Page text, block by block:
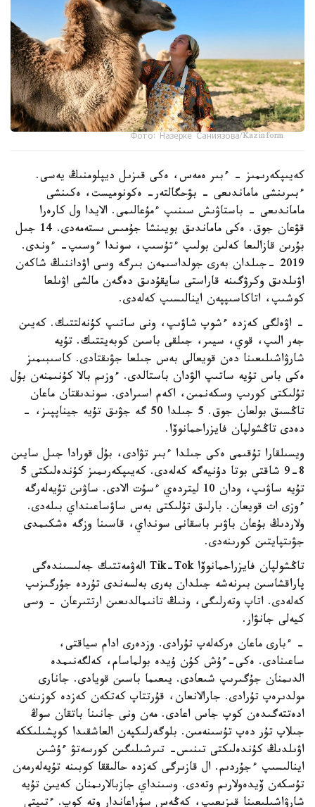
Фото: Назерке Саниязова/Kazinform
كەيىپكەرىمىز - ءبىر ەمەس، ەكى قىزىل ديپلومنىڭ يەسى.
ءبىرىنشى ماماندىعى - بۋحگالتەر- ەكونوميست، ەكىنشى
ماماندىعى - باستاۋىش سىنىپ ءمۇعالىمى. الايدا ول كارەرا
قۋعان جوق. ەكى ماماندىق بويىنشا جۇمىس ىستەمەدى. 14 جىل
بۇرىن قازالىعا كەلىن بولىپ ءتۇسىپ، سوندا ءوسىپ- ءوندى.
2019 -جىلدان بەرى جولداسىمەن بىرگە وسى اۋداننىڭ شاكەن
اۋىلدىق وكرۋگىنە قاراستى سايقۇدىق دەگەن مالشى اۋىلعا
كوشىپ، اتاكاسىپپەن اينالىسىپ كەلەدى.
- اۋەلگى كەزدە ءشوپ شاۋىپ، ونى ساتىپ كۇنەلتتىك. كەيىن
جەر الىپ، قوي، سيىر، جىلقى باسىن كوبەيتتىك. تۇيە
شارۋاشىلىعىنا دەن قويعالى بەس جىلعا جۋىقتادى. كاسىبىمىز
ەكى باس تۇيە ساتىپ الۋدان باستالدى. ءوزىم بالا كۇنىمنەن بۇل
تۇلىكتى كورىپ وسكەنمىن، اكەم اسىرادى. سوندىقتان ماعان
تاڭسىق بولعان جوق. 5 جىلدا 50 گە جۋىق تۇيە جيناپپىز، -
دەدى تاڭشولپان فايزراحمانوۆا.
ويسىلقارا تۇقىمى ەكى جىلدا ءبىر تۋادى، بۇل قورادا جىل سايىن
8-9 شاقتى بوتا دۇنيەگە كەلەدى. كەيىپكەرىمىز كۇندەلىكتى 5
تۇيە ساۋىپ، ودان 10 ليتردەي ءسۇت الادى. ساۋىن تۇيەلەرگە
ءوزى ات قويعان. بارلىق تۇلىكتى بەس ساۋساعىنداي بىلەدى.
ولاردىڭ بۇعان باۋىر باسقانى سونداي، قاسىنا وزگە ەشكىمدى
جۋىتپايتىن كورىنەدى.
تاڭشولپان فايزراحمانوۆا Tik-Tok الەۋمەتتىك جەلىسىندەگى
پاراقشاسىن بىرنەشە جىلدان بەرى بەلسەندى تۇردە جۇرگىزىپ
كەلەدى. اتاپ وتەرلىگى، ونىڭ تانىمالدىعىن ارتتىرعان - وسى
كيەلى جانۋار.
- ءبارى ماعان ەركەلەپ تۇرادى. وزدەرى ادام سياقتى،
ساعىنادى. ەكى-ءۇش كۇن ۇيدە بولماسام، كەلگەنىمدە
الدىمنان جۇگىرىپ شىعادى. يىعىما باسىن قويادى. جانارى
مولدىرەپ تۇرادى. جارالانعان، قۇرتتاپ كەتكەن كەزدە كوزىنەن
ادەتتەگىدەن كوپ جاس اعادى. مەن ونى جانىنا باتقان سوڭ
جىلاپ تۇر دەپ تۇسىنەمىن. بلوگەرلىكپەن العاشقىدا كوپشىلىككە
اۋىلدىڭ كۇندەلىكتى تىنىس- تىرشىلىگىن كورسەتۋ ءۇشىن
اينالىسىپ ءجۇردىم. ال قازىرگى كەزدە حالىققا كوبىنە تۇيەلەرمەن
تۇسكەن ۆيدەولارىم وتەدى. وسىنداي جازبالارىمنان كەيىن تۇيە
شارۋاشىلىعىنا قىزىعىپ، كەڭەس سۇراعاندار وتە كوپ. ءتىپتى